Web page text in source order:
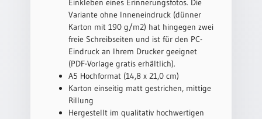
Eheschliessung
Hochzeitsjubiläum
Abendmahlszulassung
Kirchen(wieder)eintritt
Einkleben eines Erinnerungsfotos. Die
Variante ohne Inneneindruck (dünner
Karton mit 190 g/m2) hat hingegen zwei
freie Schreibseiten und ist für den PC-
Eindruck an Ihrem Drucker geeignet
(PDF-Vorlage gratis erhältlich).
A5 Hochformat (14,8 x 21,0 cm)
Karton einseitig matt gestrichen, mittige
Rillung
Hergestellt im qualitativ hochwertigen